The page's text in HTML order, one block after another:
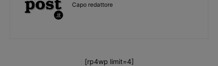
Capo redattore
[rp4wp limit=4]